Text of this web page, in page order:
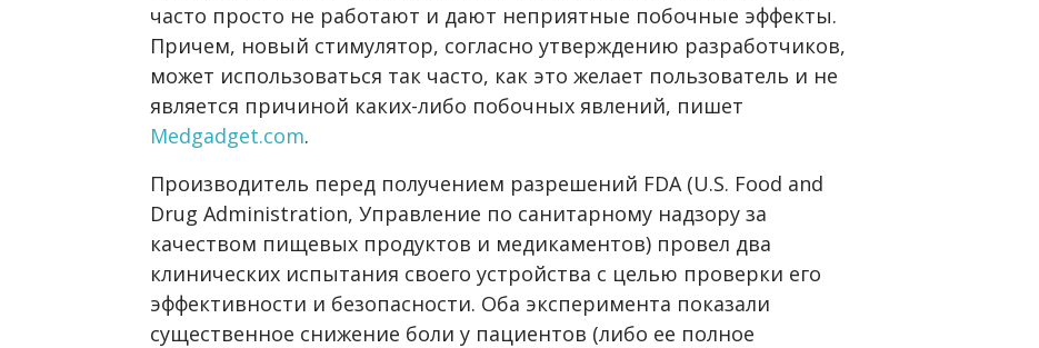
часто просто не работают и дают неприятные побочные эффекты.
Причем, новый стимулятор, согласно утверждению разработчиков,
может использоваться так часто, как это желает пользователь и не
является причиной каких-либо побочных явлений, пишет
Medgadget.com.
Производитель перед получением разрешений FDA (U.S. Food and
Drug Administration, Управление по санитарному надзору за
качеством пищевых продуктов и медикаментов) провел два
клинических испытания своего устройства с целью проверки его
эффективности и безопасности. Оба эксперимента показали
существенное снижение боли у пациентов (либо ее полное